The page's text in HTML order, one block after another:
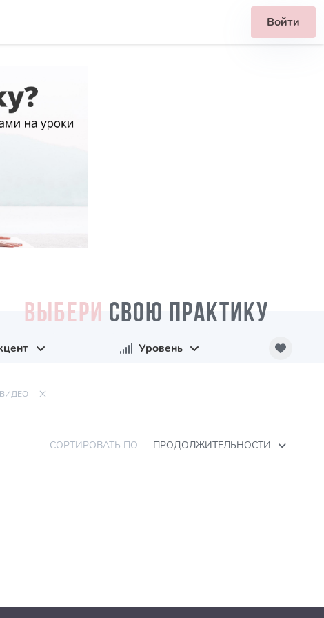
Войти
ВЫБЕРИ СВОЮ ПРАКТИКУ
Уровень
ВИДЕО
СОРТИРОВАТЬ ПО ПРОДОЛЖИТЕЛЬНОСТИ